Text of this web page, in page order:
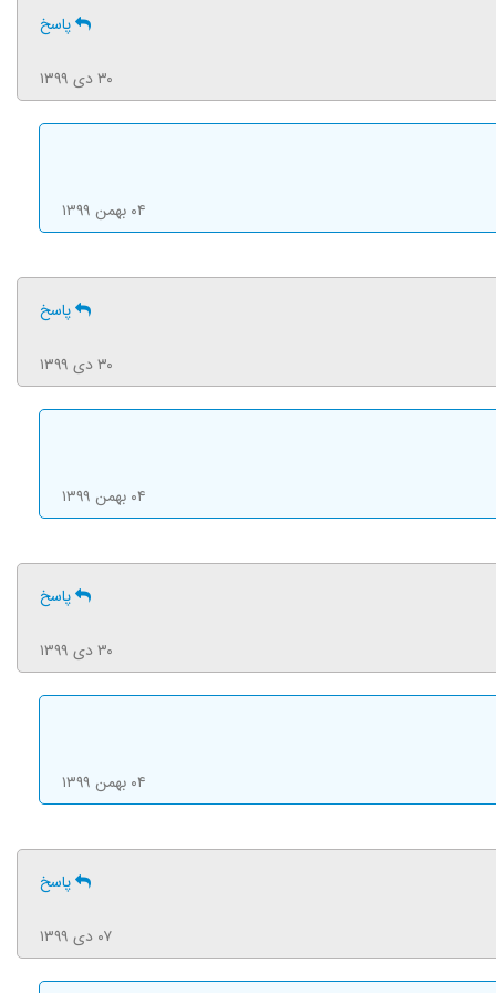
پاسخ
۳۰ دی ۱۳۹۹
۰۴ بهمن ۱۳۹۹
پاسخ
۳۰ دی ۱۳۹۹
۰۴ بهمن ۱۳۹۹
پاسخ
۳۰ دی ۱۳۹۹
۰۴ بهمن ۱۳۹۹
پاسخ
۰۷ دی ۱۳۹۹